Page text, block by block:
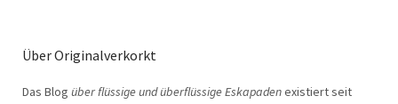
Über Originalverkorkt
Das Blog über flüssige und überflüssige Eskapadenexistiert seit